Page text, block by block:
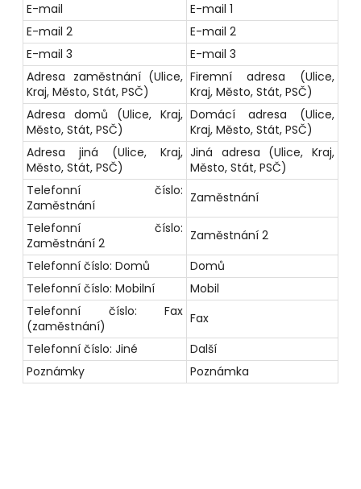
E-mail
E-mail 1
E-mail 2
E-mail 2
E-mail 3
E-mail 3
Adresa zaměstnání (Ulice,
Kraj, Město, Stát, PSČ)
Firemní adresa (Ulice,
Kraj, Město, Stát, PSČ)
Adresa domů (Ulice, Kraj,
Město, Stát, PSČ)
Domácí adresa (Ulice,
Kraj, Město, Stát, PSČ)
Adresa jiná (Ulice, Kraj,
Město, Stát, PSČ)
Jiná adresa (Ulice, Kraj,
Město, Stát, PSČ)
Telefonní číslo:
Zaměstnání
Zaměstnání
Telefonní číslo:
Zaměstnání 2
Zaměstnání 2
Telefonní číslo: Domů
Domů
Telefonní číslo: Mobilní
Mobil
Telefonní číslo: Fax
(zaměstnání)
Fax
Telefonní číslo: Jiné
Další
Poznámky
Poznámka